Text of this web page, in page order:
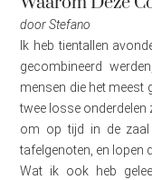
door Stefano
Ik heb tientallen
gecombineerd
mensen die het meest
twee losse onderdelen
om op tijd in de zaal
tafelgenoten, en lopen
Wat ik ook heb